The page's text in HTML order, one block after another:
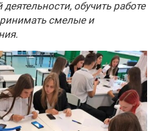
обучить работе
смелые и